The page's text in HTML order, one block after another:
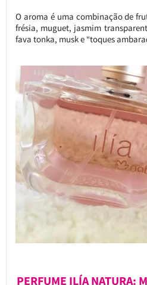
O aroma é uma combinação de
frésia, muguet, jasmim
fava tonka, musk e “toques
PERFUME ILÍA NATURA: